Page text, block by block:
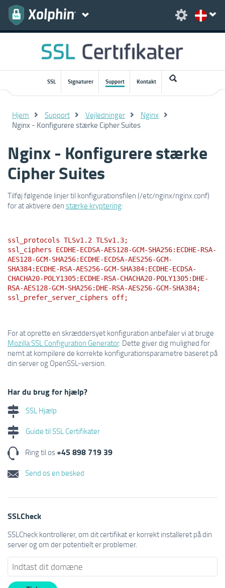
SSL Signaturer Support Kontakt
Hjem Support Vejledninger Nginx
Nginx - Konfigurere stærke Cipher Suites
Nginx - Konfigurere stærke
Cipher Suites
Tilføj følgende linjer til konfigurationsfilen (/etc/nginx/nginx.conf)
for at aktivere den stærke kryptering:
ssl_protocols TLSv1.2 TLSv1.3;
ssl_ciphers ECDHE-ECDSA-AES128-GCM-SHA256:ECDHE-RSA-
AES128-GCM-SHA256:ECDHE-ECDSA-AES256-GCM-
SHA384:ECDHE-RSA-AES256-GCM-SHA384:ECDHE-ECDSA-
CHACHA20-POLY1305:ECDHE-RSA-CHACHA20-POLY1305:DHE-
RSA-AES128-GCM-SHA256:DHE-RSA-AES256-GCM-SHA384;
ssl_prefer_server_ciphers off;
For at oprette en skræddersyet konfiguration anbefaler vi at bruge
Mozilla SSL Configuration Generator. Dette giver dig mulighed for
nemt at kompilere de korrekte konfigurationsparametre baseret på
din server og OpenSSL-version.
Har du brug for hjælp?
SSL Hjælp
Guide til SSL Certifikater
Ring til os+45 898 719 39
Send os en besked
SSLCheck
SSLCheck kontrollerer, om dit certifikat er korrekt installeret på din
server og om der potentielt er problemer.